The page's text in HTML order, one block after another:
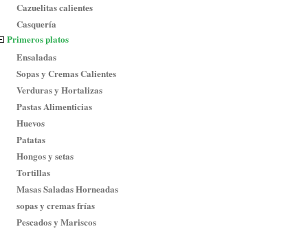
Cazuelitas calientes
Casquería
Primeros platos
Ensaladas
Sopas y Cremas Calientes
Verduras y Hortalizas
Pastas Alimenticias
Huevos
Patatas
Hongos y setas
Tortillas
Masas Saladas Horneadas
sopas y cremas frías
Pescados y Mariscos